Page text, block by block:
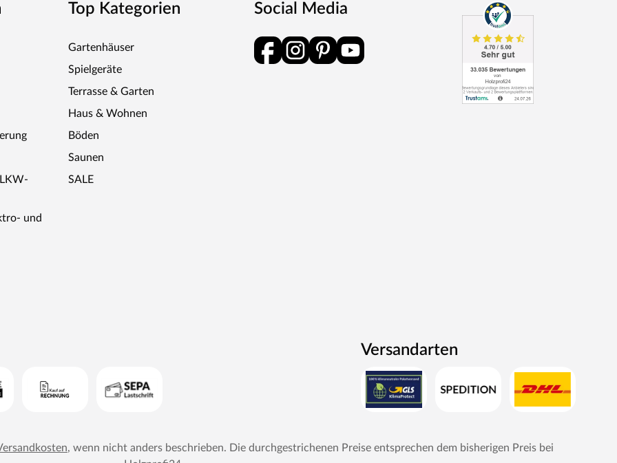
und
Top Kategorien
Gartenhäuser
Spielgeräte
Terrasse & Garten
Haus & Wohnen
Böden
Saunen
SALE
Social Media
Versandarten
, wenn nicht anders beschrieben. Die durchgestrichenen Preise entsprechen dem bisherigen Preis bei